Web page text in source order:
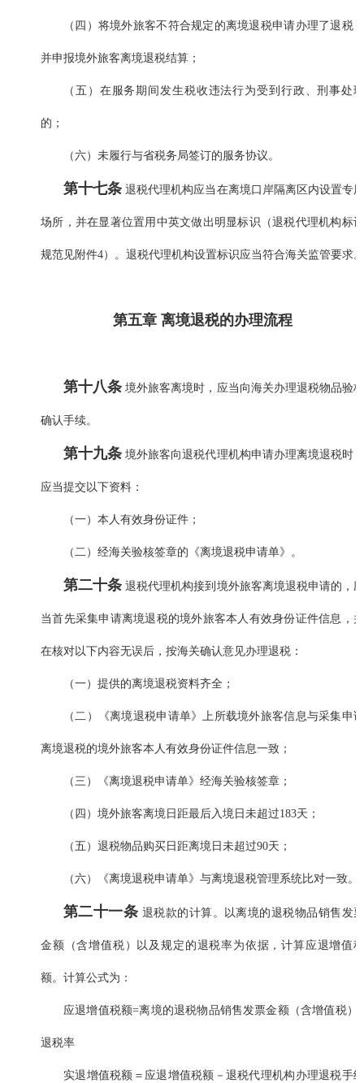
（四）将境外旅客不符合规定的离境退税申请办理了退税，
并申报境外旅客离境退税结算；
（五）在服务期间发生税收违法行为受到行政、刑事处理
的；
（六）未履行与省税务局签订的服务协议。
第十七条 退税代理机构应当在离境口岸隔离区内设置专
场所，并在显著位置用中英文做出明显标识（退税代理机构标识
规范见附件4）。退税代理机构设置标识应当符合海关监管要求。
第五章 离境退税的办理流程
第十八条 境外旅客离境时，应当向海关办理退税物品验
确认手续。
第十九条 境外旅客向退税代理机构申请办理离境退税时
应当提交以下资料：
（一）本人有效身份证件；
（二）经海关验核签章的《离境退税申请单》。
第二十条 退税代理机构接到境外旅客离境退税申请的，
当首先采集申请离境退税的境外旅客本人有效身份证件信息，并
在核对以下内容无误后，按海关确认意见办理退税：
（一）提供的离境退税资料齐全；
（二）《离境退税申请单》上所载境外旅客信息与采集申请
离境退税的境外旅客本人有效身份证件信息一致；
（三）《离境退税申请单》经海关验核签章；
（四）境外旅客离境日距最后入境日未超过183天；
（五）退税物品购买日距离境日未超过90天；
（六）《离境退税申请单》与离境退税管理系统比对一致。
第二十一条 退税款的计算。以离境的退税物品销售发
金额（含增值税）以及规定的退税率为依据，计算应退增值税
额。计算公式为：
应退增值税额=离境的退税物品销售发票金额（含增值税）×
退税率
实退增值税额＝应退增值税额－退税代理机构办理退税手续